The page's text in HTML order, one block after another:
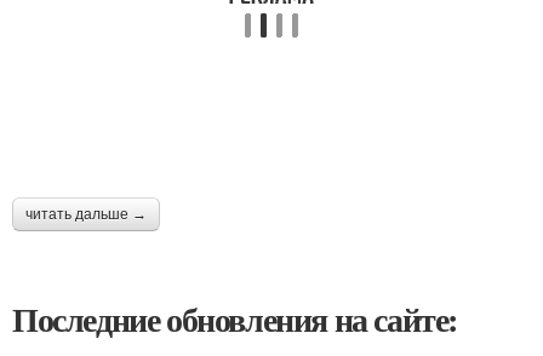
читать дальше →
Последние обновления на сайте: